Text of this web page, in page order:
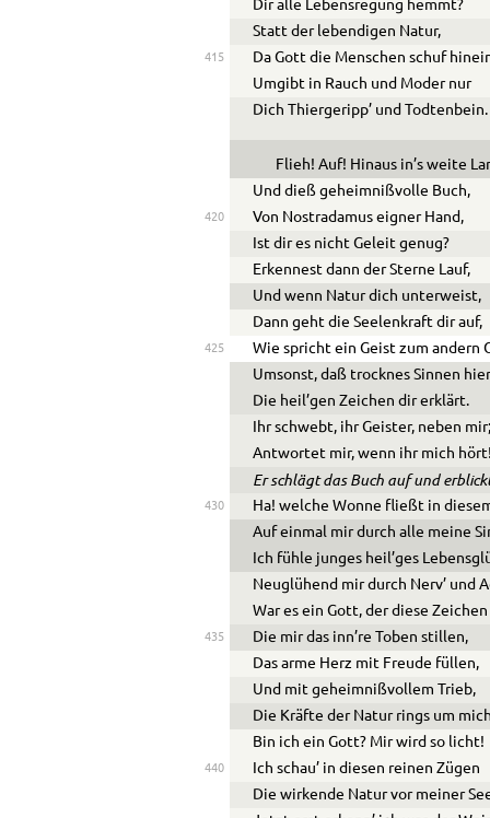
Dir alle Lebensregung hemmt?
Statt der lebendigen Natur,
415
Da Gott die Menschen schuf
Umgibt in Rauch und Moder nur
Dich Thiergeripp’ und Todtenbein.
Flieh! Auf! Hinaus in’s weite
Und dieß geheimnißvolle Buch,
420
Von Nostradamus eigner Hand,
Ist dir es nicht Geleit genug?
Erkennest dann der Sterne Lauf,
Und wenn Natur dich unterweist,
Dann geht die Seelenkraft dir auf,
425
Wie spricht ein Geist zum andern
Umsonst, daß trocknes Sinnen
Die heil’gen Zeichen dir erklärt.
Ihr schwebt, ihr Geister, neben
Antwortet mir, wenn ihr mich
Er schlägt das Buch auf und
430
Ha! welche Wonne fließt in
Auf einmal mir durch alle meine
Ich fühle junges heil’ges
Neuglühend mir durch Nerv’ und
War es ein Gott, der diese
435
Die mir das inn’re Toben stillen,
Das arme Herz mit Freude füllen,
Und mit geheimnißvollem Trieb,
Die Kräfte der Natur rings um
Bin ich ein Gott? Mir wird so licht!
440
Ich schau’ in diesen reinen Zügen
Die wirkende Natur vor meiner